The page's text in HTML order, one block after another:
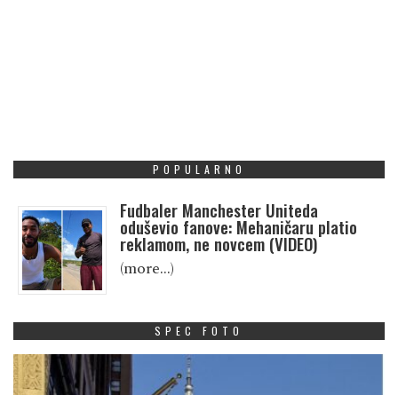
POPULARNO
Fudbaler Manchester Uniteda
oduševio fanove: Mehaničaru platio
reklamom, ne novcem (VIDEO)
(more…)
SPEC FOTO